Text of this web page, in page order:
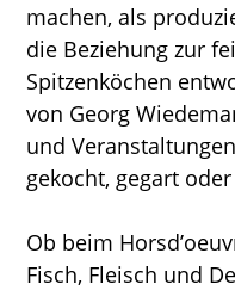
machen, als
die Beziehung zur
Spitzenköchen
von Georg
und
gekocht, gegart
Ob beim
Fisch, Fleisch und